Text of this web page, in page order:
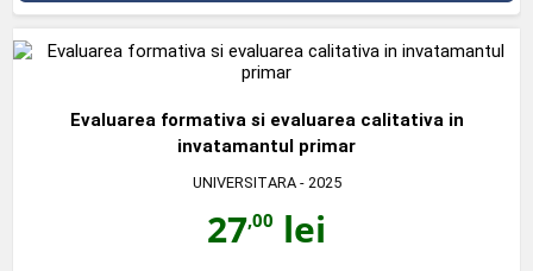
Evaluarea formativa si evaluarea calitativa in
invatamantul primar
UNIVERSITARA- 2025
27,00 lei